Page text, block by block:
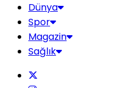
Dünya
Spor
Magazin
Sağlık